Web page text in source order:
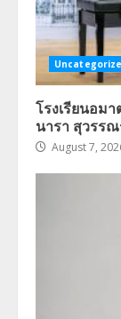
โรงเรียนอม
นารา สุวรร
August 7,